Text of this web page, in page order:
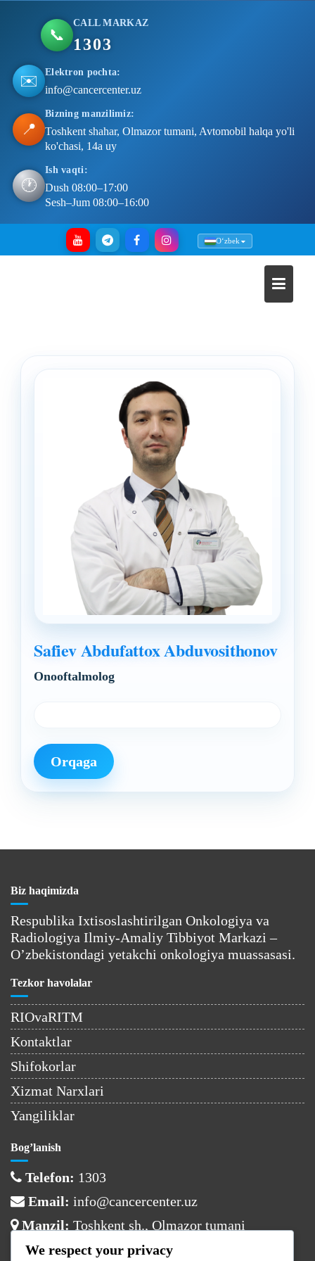
📞
CALL MARKAZ
1303
✉️ Elektron pochta:
info@cancercenter.uz
📍
Bizning manzilimiz:
Toshkent shahar, Olmazor tumani, Avtomobil halqa yo'li
ko'chasi, 14a uy
🕐
Ish vaqti:
Dush 08:00–17:00
Sesh–Jum 08:00–16:00
Oʻzbek
Safiev Abdufattox Abduvosithonov
Onooftalmolog
Orqaga
Biz haqimizda
Respublika Ixtisoslashtirilgan Onkologiya va
Radiologiya Ilmiy-Amaliy Tibbiyot Markazi –
O’zbekistondagi yetakchi onkologiya muassasasi.
Tezkor havolalar
RIOvaRITM
Kontaktlar
Shifokorlar
Xizmat Narxlari
Yangiliklar
Bog’lanish
Telefon: 1303
Email: info@cancercenter.uz
Manzil: Toshkent sh., Olmazor tumani
Ish vaqti
We respect your privacy